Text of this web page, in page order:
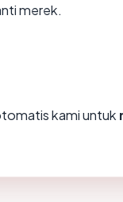
merek.
kami untuk